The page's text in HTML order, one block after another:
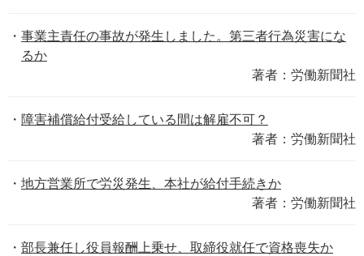
事業主責任の事故が発生しました。第三者行為災害にな
るか
著者：労働新聞社
障害補償給付受給している間は解雇不可？
著者：労働新聞社
地方営業所で労災発生、本社が給付手続きか
著者：労働新聞社
部長兼任し役員報酬上乗せ、取締役就任で資格喪失か